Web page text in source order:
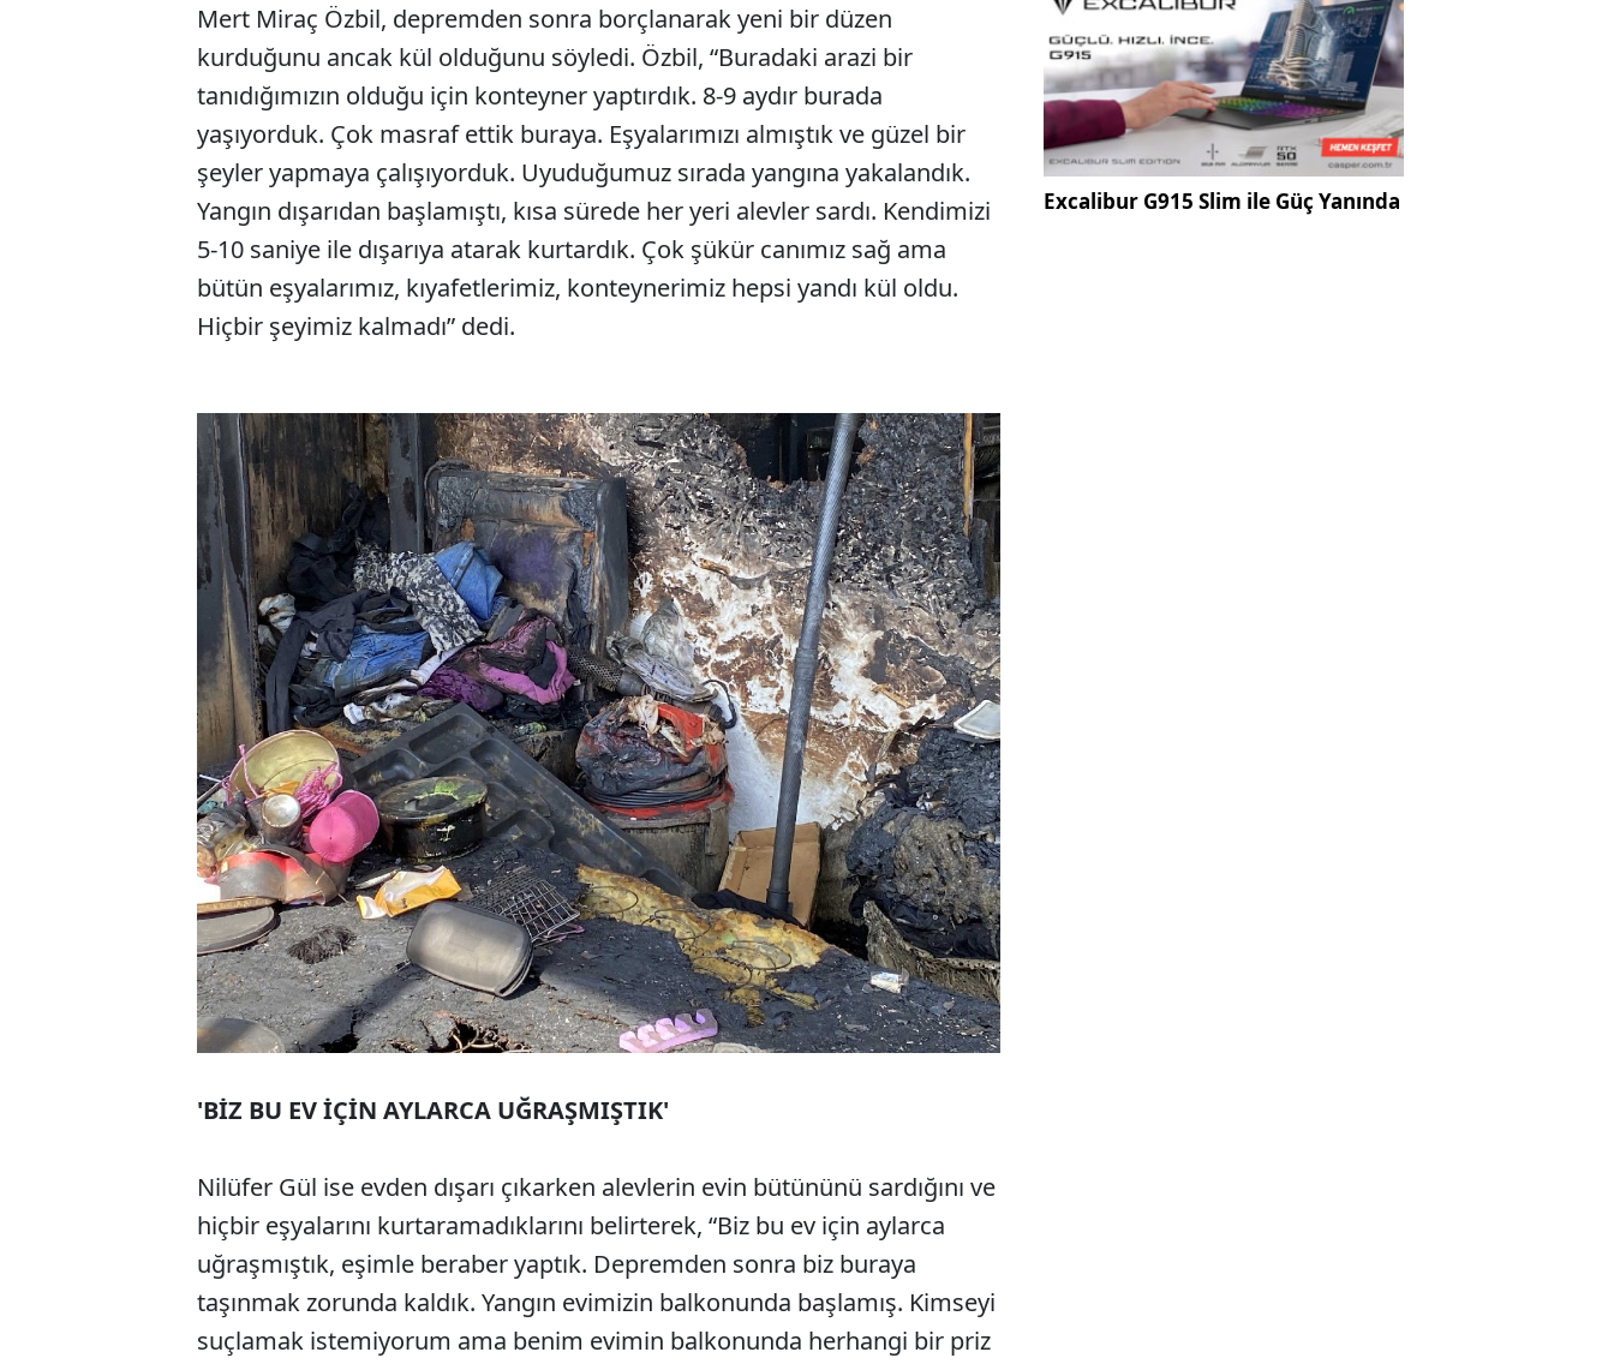
Mert Miraç Özbil, depremden sonra borçlanarak yeni bir düzen
kurduğunu ancak kül olduğunu söyledi. Özbil, “Buradaki arazi bir
tanıdığımızın olduğu için konteyner yaptırdık. 8-9 aydır burada
yaşıyorduk. Çok masraf ettik buraya. Eşyalarımızı almıştık ve güzel bir
şeyler yapmaya çalışıyorduk. Uyuduğumuz sırada yangına yakalandık.
Yangın dışarıdan başlamıştı, kısa sürede her yeri alevler sardı. Kendimizi
5-10 saniye ile dışarıya atarak kurtardık. Çok şükür canımız sağ ama
bütün eşyalarımız, kıyafetlerimiz, konteynerimiz hepsi yandı kül oldu.
Hiçbir şeyimiz kalmadı” dedi.
'BİZ BU EV İÇİN AYLARCA UĞRAŞMIŞTIK'
Nilüfer Gül ise evden dışarı çıkarken alevlerin evin bütününü sardığını ve
hiçbir eşyalarını kurtaramadıklarını belirterek, “Biz bu ev için aylarca
uğraşmıştık, eşimle beraber yaptık. Depremden sonra biz buraya
taşınmak zorunda kaldık. Yangın evimizin balkonunda başlamış. Kimseyi
suçlamak istemiyorum ama benim evimin balkonunda herhangi bir priz
Excalibur G915 Slim ile Güç Yanında